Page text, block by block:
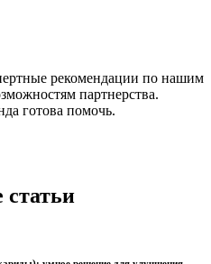
рекомендации по нашим
партнерства.
готова помочь.
статьи